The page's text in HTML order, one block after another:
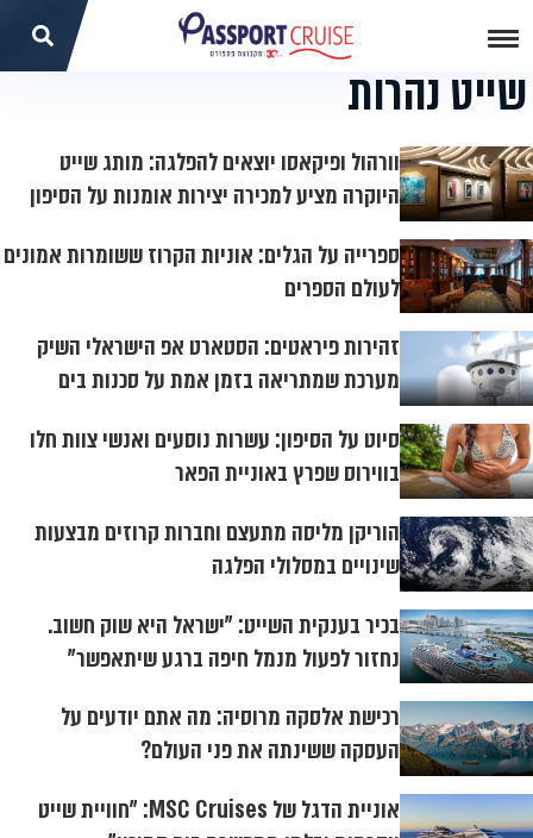
שייט נהרות
וורהול ופיקאסו יוצאים להפלגה: מותג שייט
היוקרה מציע למכירה יצירות אומנות על הסיפון
ספרייה על הגלים: אוניות הקרוז ששומרות אמונים
לעולם הספרים
זהירות פיראטים: הסטארט אפ הישראלי השיק
מערכת שמתריאה בזמן אמת על סכנות בים
סיוט על הסיפון: עשרות נוסעים ואנשי צוות חלו
בווירוס שפרץ באוניית הפאר
הוריקן מליסה מתעצם וחברות קרוזים מבצעות
שינויים במסלולי הפלגה
בכיר בענקית השייט: "ישראל היא שוק חשוב.
נחזור לפעול מנמל חיפה ברגע שיתאפשר"
רכישת אלסקה מרוסיה: מה אתם יודעים על
העסקה ששינתה את פני העולם?
אוניית הדגל של MSC Cruises: "חוויית שייט